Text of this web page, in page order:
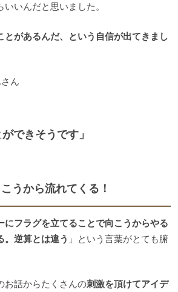
いんだと思いました。
とがあるんだ、という自信が出てきまし
ん
できそうです」
うから流れてくる！
にフラグを立てることで向こうからやる
。逆算とは違う 」という言葉がとても腑
お話からたくさんの刺激を頂けてアイデ